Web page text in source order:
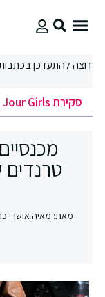
רוצה להתעדכן
סקירת Jour Girls
טרנדים
מאת: מאיה אושרי